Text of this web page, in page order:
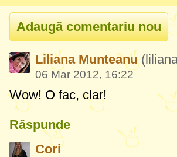
Liliana Munteanu
06 Mar 2012, 16:22
Wow! O fac, clar!
Răspunde
Cori